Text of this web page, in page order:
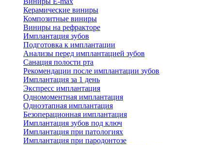
Керамические виниры
Композитные виниры
Виниры на рефракторе
Имплантация зубов
Подготовка к имплантации
Анализы перед имплантацией зубов
Санация полости рта
Рекомендации после имплантации зубов
Имплантация за 1 день
Экспресс имплантация
Одномоментная имплантация
Одноэтапная имплантация
Безоперационная имплантация
Имплантация зубов под ключ
Имплантация при патологиях
Имплантация при пародонтозе